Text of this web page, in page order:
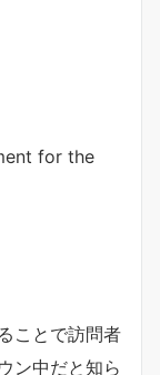
for the
ことで訪問者
ン中だと知ら